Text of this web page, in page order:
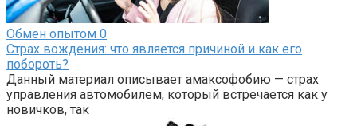
Обмен опытом 0
Страх вождения: что является причиной и как его
побороть?
Данный материал описывает амаксофобию — страх
управления автомобилем, который встречается как у
новичков, так